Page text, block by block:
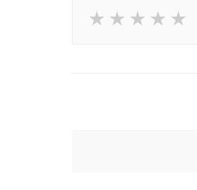
★ ★ ★ ★ ★